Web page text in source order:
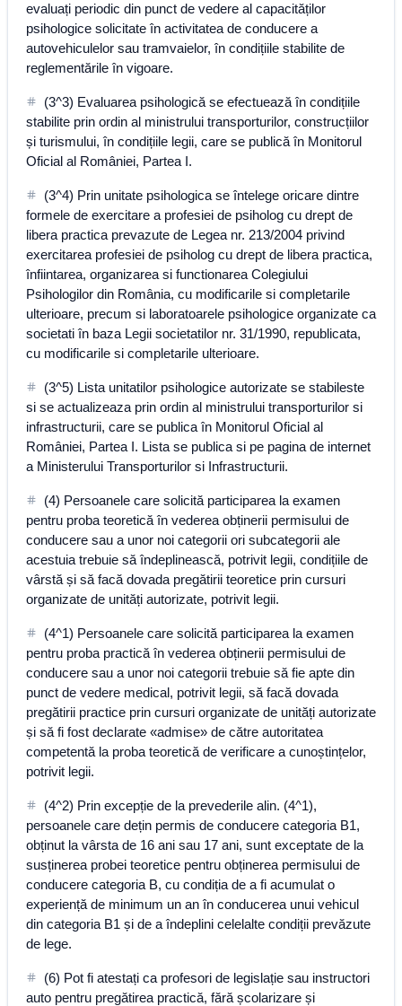
evaluați periodic din punct de vedere al capacităților
psihologice solicitate în activitatea de conducere a
autovehiculelor sau tramvaielor, în condițiile stabilite de
reglementările în vigoare.
(3^3) Evaluarea psihologică se efectuează în condițiile
stabilite prin ordin al ministrului transporturilor, construcțiilor
și turismului, în condițiile legii, care se publică în Monitorul
Oficial al României, Partea I.
(3^4) Prin unitate psihologica se întelege oricare dintre
formele de exercitare a profesiei de psiholog cu drept de
libera practica prevazute de Legea nr. 213/2004 privind
exercitarea profesiei de psiholog cu drept de libera practica,
înfiintarea, organizarea si functionarea Colegiului
Psihologilor din România, cu modificarile si completarile
ulterioare, precum si laboratoarele psihologice organizate ca
societati în baza Legii societatilor nr. 31/1990, republicata,
cu modificarile si completarile ulterioare.
(3^5) Lista unitatilor psihologice autorizate se stabileste
si se actualizeaza prin ordin al ministrului transporturilor si
infrastructurii, care se publica în Monitorul Oficial al
României, Partea I. Lista se publica si pe pagina de internet
a Ministerului Transporturilor si Infrastructurii.
(4) Persoanele care solicită participarea la examen
pentru proba teoretică în vederea obținerii permisului de
conducere sau a unor noi categorii ori subcategorii ale
acestuia trebuie să îndeplinească, potrivit legii, condițiile de
vârstă și să facă dovada pregătirii teoretice prin cursuri
organizate de unități autorizate, potrivit legii.
(4^1) Persoanele care solicită participarea la examen
pentru proba practică în vederea obținerii permisului de
conducere sau a unor noi categorii trebuie să fie apte din
punct de vedere medical, potrivit legii, să facă dovada
pregătirii practice prin cursuri organizate de unități autorizate
și să fi fost declarate «admise» de către autoritatea
competentă la proba teoretică de verificare a cunoștințelor,
potrivit legii.
(4^2) Prin excepție de la prevederile alin. (4^1),
persoanele care dețin permis de conducere categoria B1,
obținut la vârsta de 16 ani sau 17 ani, sunt exceptate de la
susținerea probei teoretice pentru obținerea permisului de
conducere categoria B, cu condiția de a fi acumulat o
experiență de minimum un an în conducerea unui vehicul
din categoria B1 și de a îndeplini celelalte condiții prevăzute
de lege.
(6) Pot fi atestați ca profesori de legislație sau instructori
auto pentru pregătirea practică, fără școlarizare și